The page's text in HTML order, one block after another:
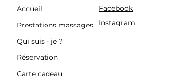
Accueil
Prestations massages
Qui suis - je ?
Réservation
Carte cadeau
Facebook
Instagram